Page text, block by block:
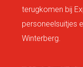
terugkomen bij
personeelsuitjes
Winterberg.